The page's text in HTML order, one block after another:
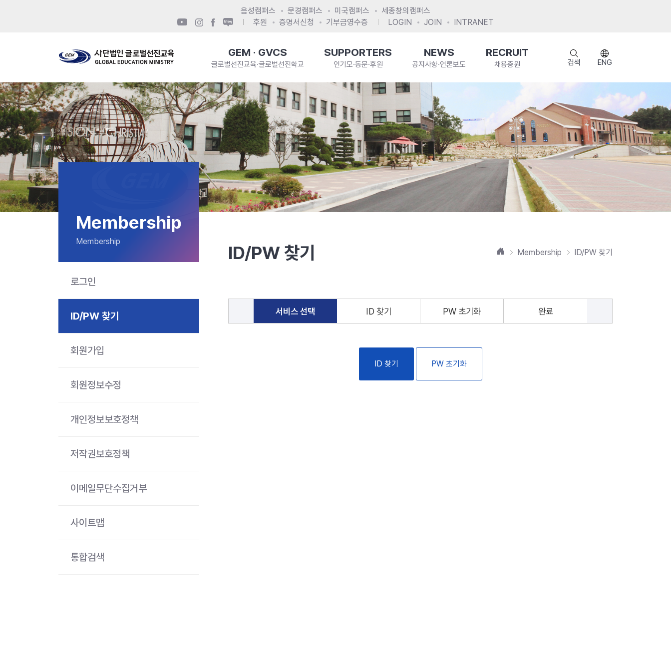
음성캠퍼스 문경캠퍼스 미국캠퍼스
세종창의캠퍼스
후원
증명서신청 기부금영수증 LOGIN JOIN INTRANET
GEM · GVCS
글로벌선진교육·글로벌선진학교
SUPPORTERS
인기모·동문·후원
NEWS
공지사항·언론보도
RECRUIT
채용충원 검색 ENG
Membership
Membership
로그인
ID/PW 찾기
회원가입
회원정보수정
개인정보보호정책
저작권보호정책
이메일무단수집거부
사이트맵
통합검색
ID/PW 찾기 홈 Membership ID/PW 찾기
서비스 선택 ID 찾기 PW 초기화 완료